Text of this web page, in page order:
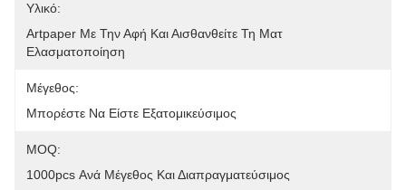
Υλικό:
Artpaper Με Την Αφή Και Αισθανθείτε Τη Ματ
Ελασματοποίηση
Μέγεθος:
Μπορέστε Να Είστε Εξατομικεύσιμος
MOQ:
1000pcs Ανά Μέγεθος Και Διαπραγματεύσιμος